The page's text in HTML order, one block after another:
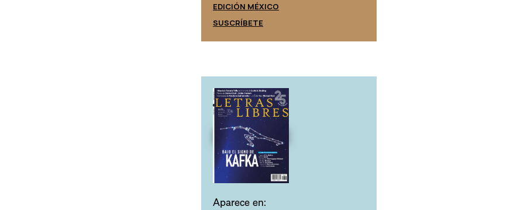
EDICIÓN MÉXICO
SUSCRÍBETE
Aparece en: